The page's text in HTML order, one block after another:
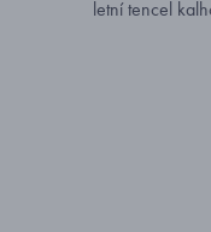
letní tencel